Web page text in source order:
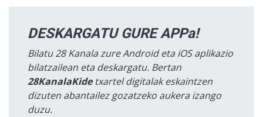
DESKARGATU GURE APPa!
Bilatu 28 Kanala zure Android eta iOS aplikazio
bilatzailean eta deskargatu. Bertan
28KanalaKidetxartel digitalak eskaintzen
dizuten abantailez gozatzeko aukera izango
duzu.